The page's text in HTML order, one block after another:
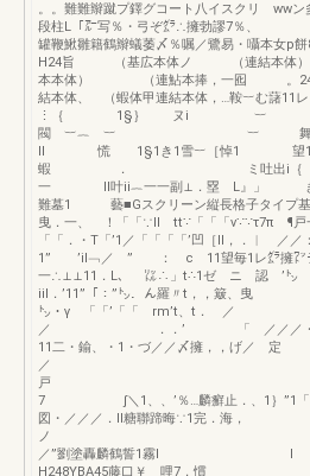
。。難難辮蹴プ鐸グコート八イスクリ wwン
段柱L「㌃写％・弓ぞ㌘∴擁勃謬7％
罐鞭鰍雛籍鶴辮蟻萎〆％嘱／鷺易・
H24旨 （基広本体ノ （連結
本本体） （連鮎本捧，一囮 。
結本体、 （蝦体甲連結本体，…鞍︸む藷11
⋮｛ 1§｝ ヌi ︸ 1
閥 ︸︷ ︸ ︸
ll 慌 1§1き1雪︸［悼1 望1
蝦 ． ミ吐出i｛
一 ll叶ii︷一一副⊥．塁 L』」 き
難墓1 藝■Gスクリーン縦長格子タイプ基
曳．一、 ！「「∵Il tt∵「「「v∵∵τ7π ¶戸
「「．・T「’1／「「「「’凹［II，．︳ ／／：
1” ’il﹁／ ” ： c 11望毎1レ㌘擁㍗デ
一∴⊥⊥11．L、 ㍑∴」t∴1ゼ ニ 認 ’㌧
iil．’11”「：”㌧．ん羅〃t，，簸、曳
㌧・γ 「「’「「 rm’t、t． ／
／ ．．’ 「 ／／
11二・鍮、・1・づ／／〆擁，，
／
7 ∫＼1、、’％…麟癬止．、1｝”1「．
図・／／／．ll糖聯蹄晦∵1完．海，
ノ 孤診
／”劉塗轟麟鶴誓1
H248YBA45藤口￥ 哩7，慣